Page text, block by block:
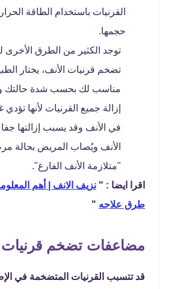
القرنيات باستخدام الطاقة
حجمها.
توجد الكثير من الطرق الأخرى
تضخم قرنيات الأنف، يختار
مناسب لك بحسب شدة حالتك
إزالة جميع القرنيات لأنها
في الأنف وقد يسبب إزالتها
الأنف ويُصاب المريض بحالة
"متلازمة الأنف الفارغ".
اقرا ايضا : " نزيف الانف | أهم
طرق علاجه "
مضاعفات تضخم قرنيات
قد تتسبب القرنيات المتضخمة في